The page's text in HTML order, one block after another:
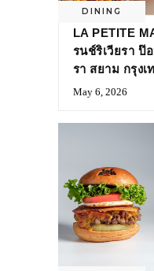
DINING
LA PETITE
รนช์ริเวียรา
รา สยาม กรุงเ
May 6, 2026